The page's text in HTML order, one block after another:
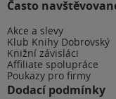
Často
Akce a slevy
Klub Knihy Dobrovský
Knižní závisláci
Affiliate spolupráce
Poukazy pro firmy
Dodací podmínky